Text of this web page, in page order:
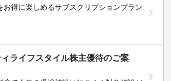
お得に楽しめるサブスクリプションプラン
ィライフスタイル株主優待のご案